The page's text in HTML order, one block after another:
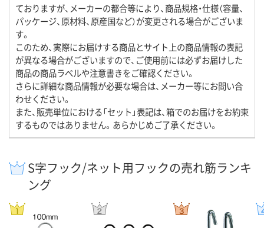
ておりますが、メーカーの都合等により、商品規格・仕様（容量、
パッケージ、原材料、原産国など）が変更される場合がございま
す。
このため、実際にお届けする商品とサイト上の商品情報の表記
が異なる場合がございますので、ご使用前には必ずお届けした
商品の商品ラベルや注意書きをご確認ください。
さらに詳細な商品情報が必要な場合は、メーカー等にお問い合
わせください。
また、販売単位における「セット」表記は、箱でのお届けをお約束
するものではありません。あらかじめご了承ください。
S字フック/ネット用フックの売れ筋ランキ
ング